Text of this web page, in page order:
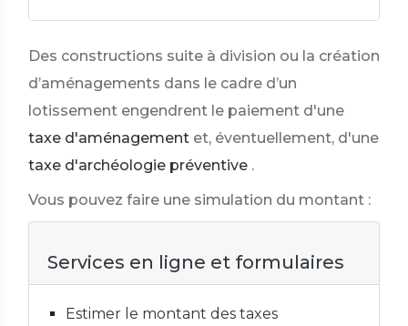
Des constructions suite à division ou la création
d’aménagements dans le cadre d’un
lotissement engendrent le paiement d'une
taxe d'aménagement et, éventuellement, d'une
taxe d'archéologie préventive .
Vous pouvez faire une simulation du montant :
Services en ligne et formulaires
Estimer le montant des taxes